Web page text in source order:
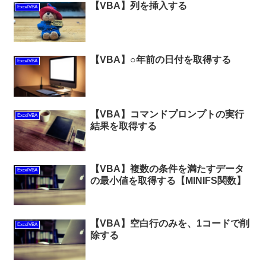
ExcelVBA 【VBA】列を挿入する
ExcelVBA 【VBA】○年前の日付を取得する
ExcelVBA
【VBA】コマンドプロンプトの実行
結果を取得する
ExcelVBA
【VBA】複数の条件を満たすデータ
の最小値を取得する【MINIFS関数】
ExcelVBA
【VBA】空白行のみを、1コードで削
除する